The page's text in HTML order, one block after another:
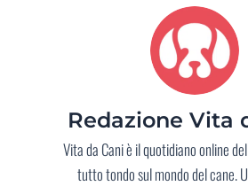
Redazione Vita
Vita da Cani è il quotidiano online
tutto tondo sul mondo del cane.